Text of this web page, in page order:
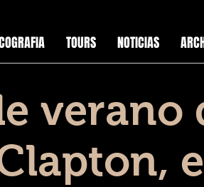
TOURS NOTICIAS
verano